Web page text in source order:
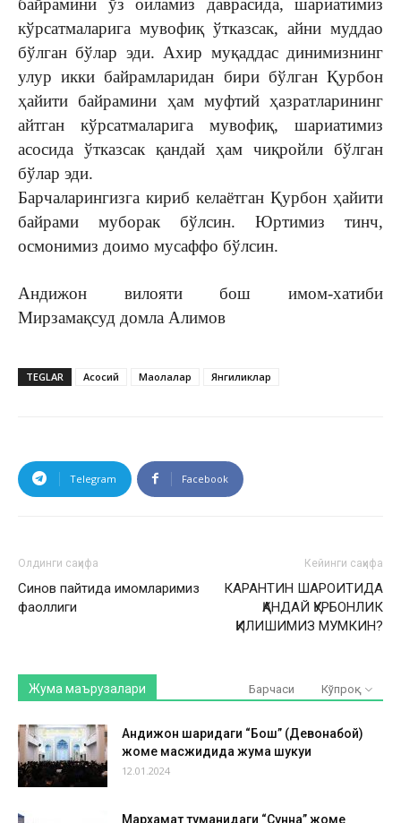
кўрсатмаларига мувофиқ ўтказсак, айни муддао
бўлган бўлар эди. Ахир муқаддас динимизнинг
улур икки байрамларидан бири бўлган Қурбон
ҳайити байрамини ҳам муфтий ҳазратларининг
айтган кўрсатмаларига мувофиқ, шариатимиз
асосида ўтказсак қандай ҳам чиқройли бўлган
бўлар эди.
Барчаларингизга кириб келаётган Қурбон ҳайити
байрами муборак бўлсин. Юртимиз тинч,
осмонимиз доимо мусаффо бўлсин.
Андижон вилояти бош имом-хатиби
Мирзамақсуд домла Алимов
TEGLAR Асосий Мақолалар Янгиликлар
Telegram Facebook
Олдинги саҳифа
Синов пайтида имомларимиз
фаоллиги
Кейинги саҳифа
КАРАНТИН ШАРОИТИДА
ҚАНДАЙ ҚУРБОНЛИК
ҚИЛИШИМИЗ МУМКИН?
Жума маърузалари Барчаси Кўпроқ
Андижон шаҳридаги “Бош” (Девонабой)
жоме масжидида жума шукуҳи
12.01.2024
Мархамат туманидаги “Сунна” жоме